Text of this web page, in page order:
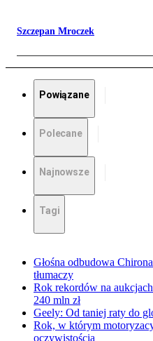
Szczepan Mroczek
Powiązane
Polecane
Najnowsze
Tagi
Głośna odbudowa
tłumaczy
Rok rekordów na
240 mln zł
Geely: Od taniej raty do
Rok, w którym
oczywistością